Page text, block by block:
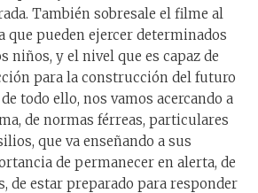
También sobresale el filme al
que pueden ejercer determinados
niños, y el nivel que es capaz de
para la construcción del futuro
todo ello, nos vamos acercando a
de normas férreas, particulares
que va enseñando a sus
de permanecer en alerta, de
de estar preparado para responder